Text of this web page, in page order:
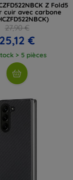
Z Fold5
cuir avec carbone
27,90 €
25,12 €
> 5 pièces